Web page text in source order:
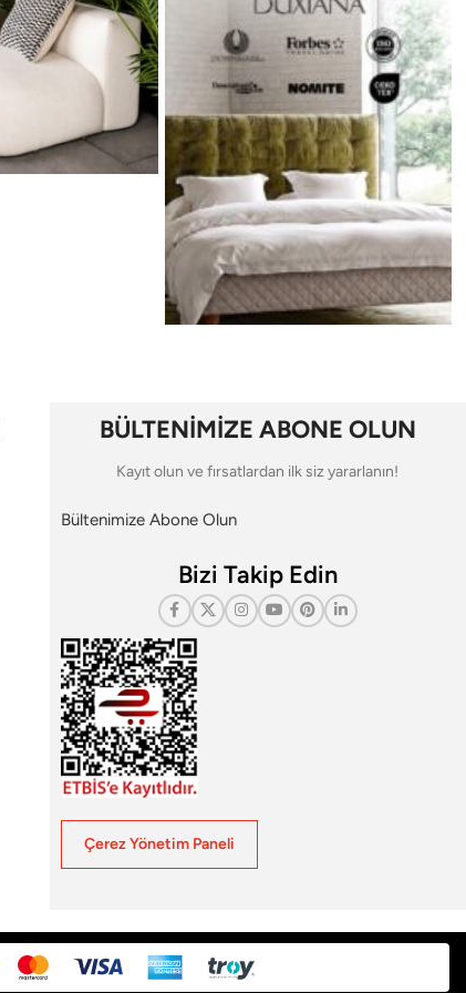
BÜLTENİMİZE ABONE OLUN
Kayıt olun ve fırsatlardan ilk siz yararlanın!
Bültenimize Abone Olun
Bizi Takip Edin
Çerez Yönetim Paneli